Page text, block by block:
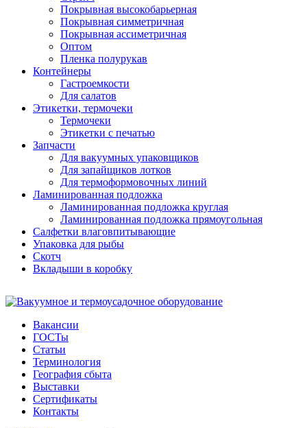
Покрывная высокобарьерная
Покрывная симметричная
Покрывная ассиметричная
Оптом
Пленка полурукав
Контейнеры
Гастроемкости
Для салатов
Этикетки, термочеки
Термочеки
Этикетки с печатью
Запчасти
Для вакуумных упаковщиков
Для запайщиков лотков
Для термоформовочных линий
Ламинированная подложка
Ламинированная подложка круглая
Ламинированная подложка прямоугольная
Салфетки влаговпитывающие
Упаковка для рыбы
Скотч
Вкладыши в коробку
Вакансии
ГОСТы
Статьи
Терминология
География сбыта
Выставки
Сертификаты
Контакты